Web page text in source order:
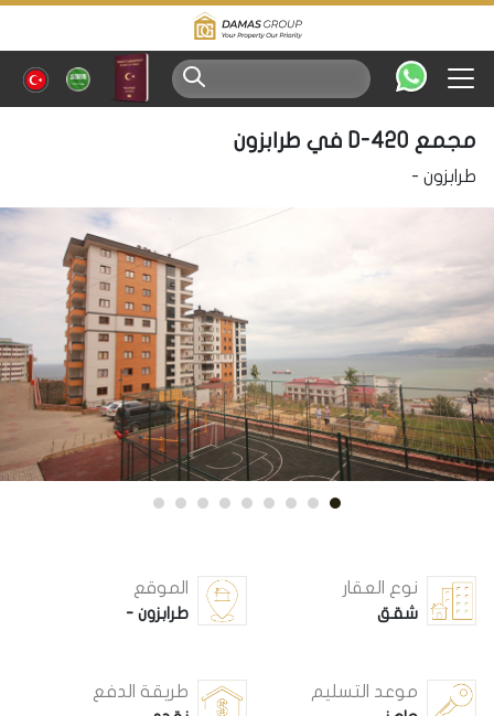
مجمع D-420 في طرابزون
طرابزون -
نوع العقار
شقق
الموقع
طرابزون -
موعد التسليم
طريقة الدفع